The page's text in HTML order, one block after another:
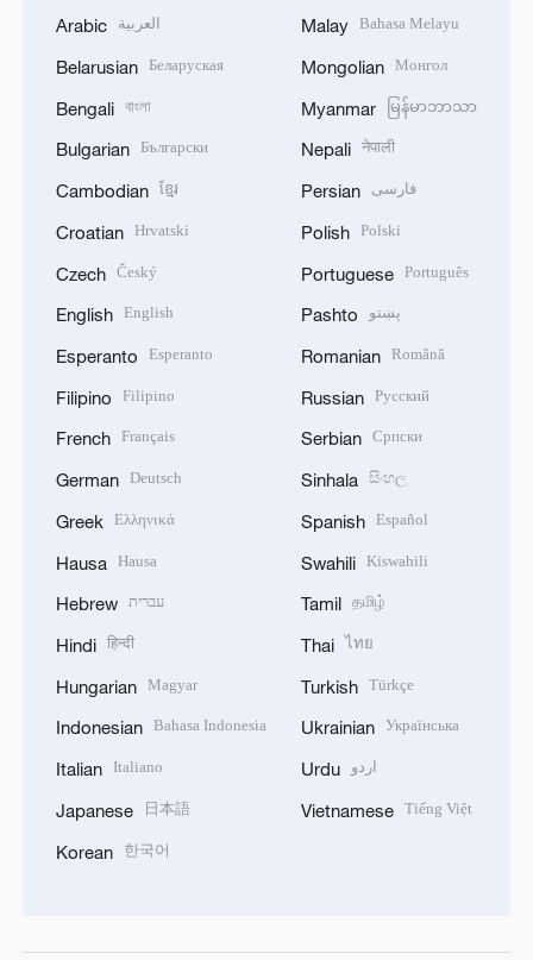
Arabic العربية
Belarusian Беларуская
Bengali বাংলা
Bulgarian Български
Cambodian ខ្មែរ
Croatian Hrvatski
Czech Český
English English
Esperanto Esperanto
Filipino Filipino
French Français
German Deutsch
Greek Ελληνικά
Hausa Hausa
Hebrew עברית
Hindi हिन्दी
Hungarian Magyar
Indonesian Bahasa Indonesia
Italian Italiano
Japanese 日本語
Korean 한국어
Malay Bahasa Melayu
Mongolian Монгол
Myanmar မြန်မာဘာသာ
Nepali नेपाली
Persian فارسی
Polish Polski
Portuguese Português
Pashto پښتو
Romanian Română
Russian Русский
Serbian Српски
Sinhala සිංහල
Spanish Español
Swahili Kiswahili
Tamil தமிழ்
Thai ไทย
Turkish Türkçe
Ukrainian Українська
Urdu اردو
Vietnamese Tiếng Việt